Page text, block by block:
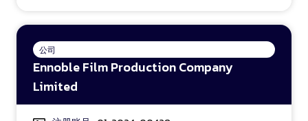
公司
Ennoble Film Production Company
Limited